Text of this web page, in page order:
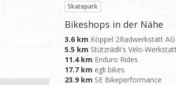
Skatepark
Bikeshops in der Nähe
3.6 km Köppel 2Radwerkstatt AG
5.5 km Stützrädli's Velo-
11.4 km Enduro Rides
17.7 km egli bikes
23.9 km SE Bikeperformance